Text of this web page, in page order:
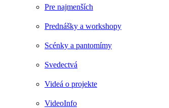
Pre najmenších
Prednášky a workshopy
Scénky a pantomímy
Svedectvá
Videá o projekte
VideoInfo